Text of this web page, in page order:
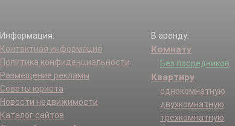
Информация:
Контактная информация
Политика конфиденциальности
Размещение рекламы
Советы юриста
Новости недвижимости
Каталог сайтов
В аренду:
Комнату
Без посредников
Квартиру
однокомнатную
двухкомнатную
трехкомнатную